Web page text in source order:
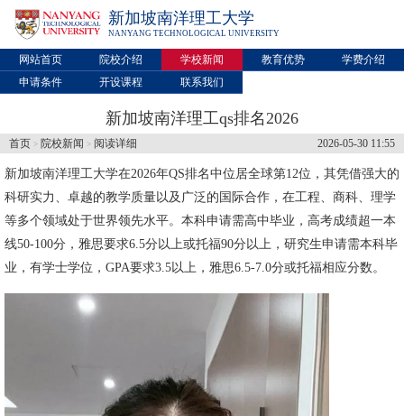
新加坡南洋理工大学
NANYANG TECHNOLOGICAL UNIVERSITY
网站首页 院校介绍 学校新闻 教育优势
学费介绍
申请条件
开设课程 联系我们
新加坡南洋理工qs排名2026
2026-05-30 11:55
首页 > 院校新闻 > 阅读详细
新加坡南洋理工大学在2026年QS排名中位居全球第12位，其凭借强大的
科研实力、卓越的教学质量以及广泛的国际合作，在工程、商科、理学
等多个领域处于世界领先水平。本科申请需高中毕业，高考成绩超一本
线50-100分，雅思要求6.5分以上或托福90分以上，研究生申请需本科毕
业，有学士学位，GPA要求3.5以上，雅思6.5-7.0分或托福相应分数。